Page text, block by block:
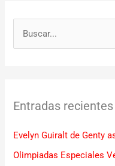
a
p
o
Entradas recientes
Evelyn Guiralt de Genty
Olimpiadas Especiales